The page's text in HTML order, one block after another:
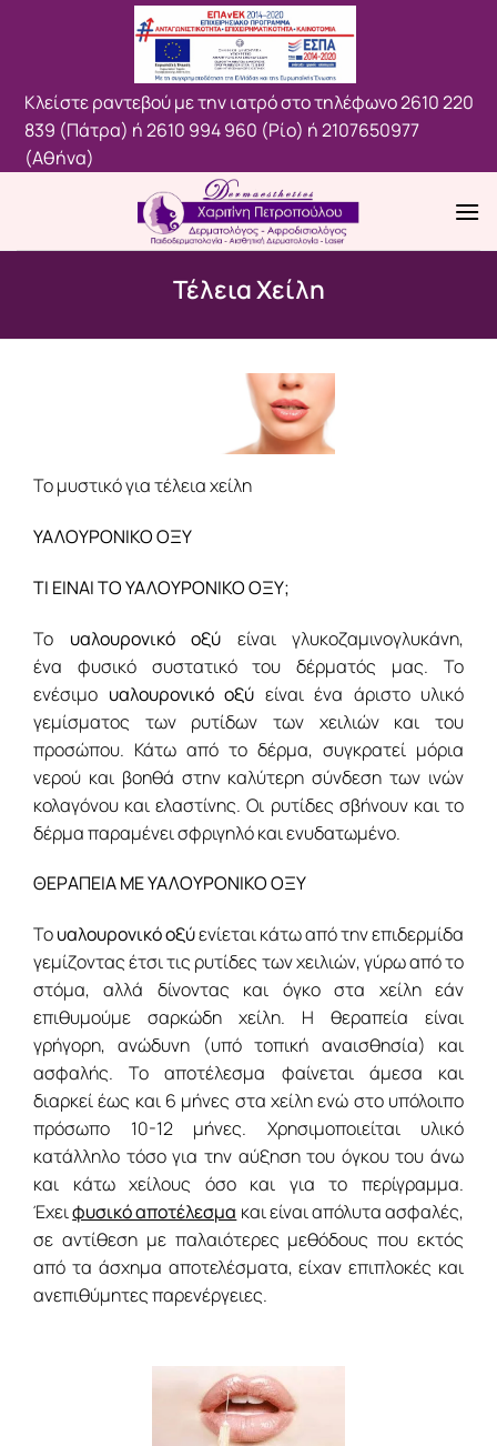
Κλείστε ραντεβού με την ιατρό στο τηλέφωνο2610 220
839 (Πάτρα) ή2610 994 960 (Ρίο) ή2107650977
(Aθήνα)
Τέλεια Χείλη
Το μυστικό για τέλεια χείλη
ΥΑΛΟΥΡΟΝΙΚΟ ΟΞΥ
ΤΙ ΕΙΝΑΙ ΤΟ ΥΑΛΟΥΡΟΝΙΚΟ ΟΞΥ;
Το υαλουρονικό οξύ είναι γλυκοζαμινογλυκάνη,
ένα φυσικό συστατικό του δέρματός μας. Το
ενέσιμο υαλουρονικό οξύ είναι ένα άριστο υλικό
γεμίσματος των ρυτίδων των χειλιών και του
προσώπου. Κάτω από το δέρμα, συγκρατεί μόρια
νερού και βοηθά στην καλύτερη σύνδεση των ινών
κολαγόνου και ελαστίνης. Οι ρυτίδες σβήνουν και το
δέρμα παραμένει σφριγηλό και ενυδατωμένο.
ΘΕΡΑΠΕΙΑ ΜΕ ΥΑΛΟΥΡΟΝΙΚΟ ΟΞΥ
Τουαλουρονικό οξύενίεται κάτω από την επιδερμίδα
γεμίζοντας έτσι τις ρυτίδες των χειλιών, γύρω από το
στόμα, αλλά δίνοντας και όγκο στα χείλη εάν
επιθυμούμε σαρκώδη χείλη. Η θεραπεία είναι
γρήγορη, ανώδυνη (υπό τοπική αναισθησία) και
ασφαλής. Το αποτέλεσμα φαίνεται άμεσα και
διαρκεί έως και 6 μήνες στα χείλη ενώ στο υπόλοιπο
πρόσωπο 10-12 μήνες. Χρησιμοποιείται υλικό
κατάλληλο τόσο για την αύξηση του όγκου του άνω
και κάτω χείλους όσο και για το περίγραμμα.
Έχειφυσικό αποτέλεσμα και είναι απόλυτα ασφαλές,
σε αντίθεση με παλαιότερες μεθόδους που εκτός
από τα άσχημα αποτελέσματα, είχαν επιπλοκές και
ανεπιθύμητες παρενέργειες.